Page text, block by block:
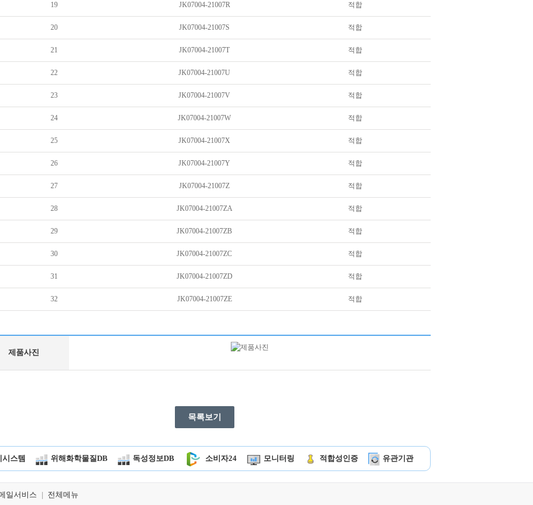
19 JK07004-21007R 적합
20 JK07004-21007S 적합
21 JK07004-21007T 적합
22 JK07004-21007U 적합
23 JK07004-21007V 적합
24 JK07004-21007W 적합
25 JK07004-21007X 적합
26 JK07004-21007Y 적합
27 JK07004-21007Z 적합
28 JK07004-21007ZA 적합
29 JK07004-21007ZB 적합
30 JK07004-21007ZC 적합
31 JK07004-21007ZD 적합
32 JK07004-21007ZE 적합
제품사진
목록보기
스템 위해화학물질DB 독성정보DB 소비자24 모니터링 적합성인증 유관기관
일서비스 전체메뉴